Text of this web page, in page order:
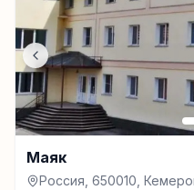
Маяк
Россия, 650010,